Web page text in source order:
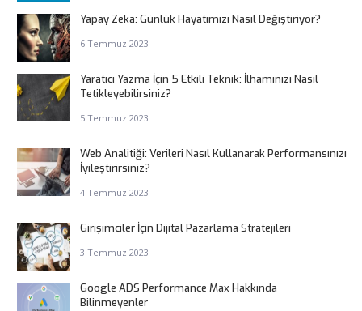
Yapay Zeka: Günlük Hayatımızı Nasıl Değiştiriyor?
6 Temmuz 2023
Yaratıcı Yazma İçin 5 Etkili Teknik: İlhamınızı Nasıl
Tetikleyebilirsiniz?
5 Temmuz 2023
Web Analitiği: Verileri Nasıl Kullanarak Performansınızı
İyileştirirsiniz?
4 Temmuz 2023
Girişimciler İçin Dijital Pazarlama Stratejileri
3 Temmuz 2023
Google ADS Performance Max Hakkında
Bilinmeyenler